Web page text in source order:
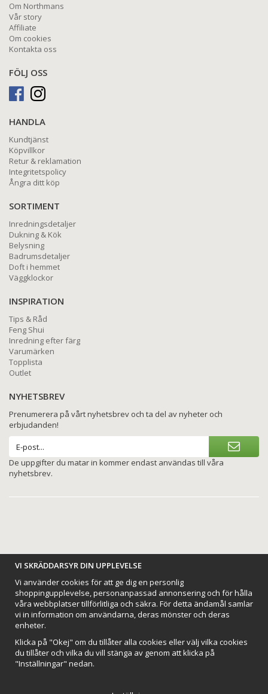
Om Northmans
Vår story
Affiliate
Om cookies
Kontakta oss
FÖLJ OSS
HANDLA
Kundtjänst
Köpvillkor
Retur & reklamation
Integritetspolicy
Ångra ditt köp
SORTIMENT
Inredningsdetaljer
Dukning & Kök
Belysning
Badrumsdetaljer
Doft i hemmet
Väggklockor
INSPIRATION
Tips & Råd
Feng Shui
Inredning efter färg
Varumärken
Topplista
Outlet
NYHETSBREV
Prenumerera på vårt nyhetsbrev och ta del av nyheter och
erbjudanden!
De uppgifter du matar in kommer endast användas till våra
nyhetsbrev.
BETALNINGSALTERNATIV
VI SKICKAR MED
VI SKRÄDDARSYR DIN UPPLEVELSE
Vi använder cookies för att ge dig en personlig
shoppingupplevelse, personanpassad annonsering och för hålla
våra webbplatser tillförlitliga och säkra. För detta ändamål samlar
vi in information om användarna, deras mönster och deras
enheter.
Klicka på "Okej" om du tillåter alla cookies eller välj vilka cookies
du tillåter och vilka du vill stänga av genom att klicka på
"Inställningar" nedan.